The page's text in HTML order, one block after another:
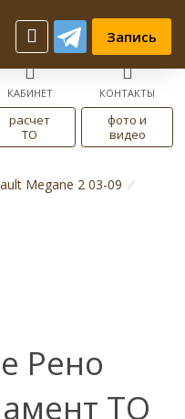
Запись
КАБИНЕТ КОНТАКТЫ
расчет
ТО
фото и
видео
Megane 2 03-09 /
Рено
ТО